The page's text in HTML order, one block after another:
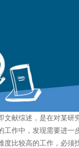
文献综述，是在对某研
工作中，发现需要进一
度比较高的工作，必须